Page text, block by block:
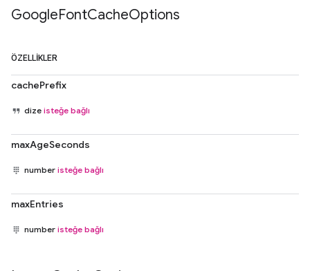
GoogleFontCacheOptions
ÖZELLIKLER
cachePrefix
dize isteğe bağlı
maxAgeSeconds
number isteğe bağlı
maxEntries
number isteğe bağlı